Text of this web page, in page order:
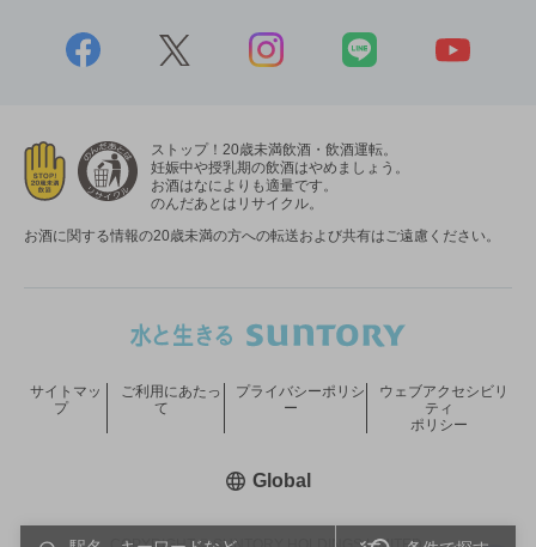
ストップ！20歳未満飲酒・飲酒運転。
妊娠中や授乳期の飲酒はやめましょう。
お酒はなによりも適量です。
のんだあとはリサイクル。
お酒に関する情報の20歳未満の方への転送および共有はご遠慮ください。
サイトマッ
プ
ご利用にあたっ
て
プライバシーポリシ
ー
ウェブアクセシビリ
ティ
ポリシー
Global新しいウィンドウで開く